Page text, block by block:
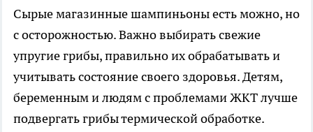
Сырые магазинные шампиньоны есть можно, но
с осторожностью. Важно выбирать свежие
упругие грибы, правильно их обрабатывать и
учитывать состояние своего здоровья. Детям,
беременным и людям с проблемами ЖКТ лучше
подвергать грибы термической обработке.